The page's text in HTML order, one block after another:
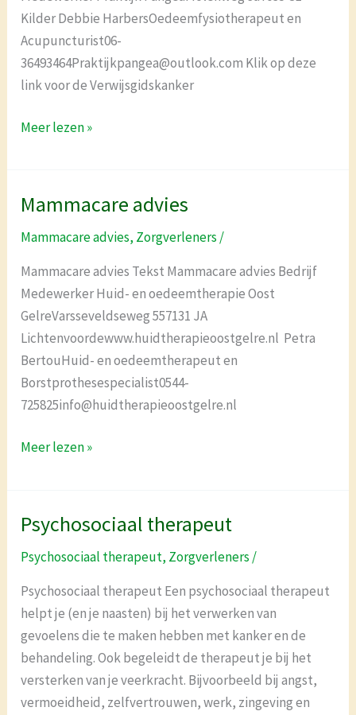
Kilder Debbie HarbersOedeemfysiotherapeut en
Acupuncturist06-
36493464Praktijkpangea@outlook.com Klik op deze
link voor de Verwijsgidskanker
Meer lezen »
Mammacare advies
Mammacare advies, Zorgverleners /
Mammacare advies Tekst Mammacare advies Bedrijf
Medewerker Huid- en oedeemtherapie Oost
GelreVarsseveldseweg 557131 JA
Lichtenvoordewww.huidtherapieoostgelre.nl Petra
BertouHuid- en oedeemtherapeut en
Borstprothesespecialist0544-
725825info@huidtherapieoostgelre.nl
Mammacare
Meer lezen »
Psychosociaal therapeut
Psychosociaal therapeut, Zorgverleners /
Psychosociaal therapeut Een psychosociaal therapeut
helpt je (en je naasten) bij het verwerken van
gevoelens die te maken hebben met kanker en de
behandeling. Ook begeleidt de therapeut je bij het
versterken van je veerkracht. Bijvoorbeeld bij angst,
vermoeidheid, zelfvertrouwen, werk, zingeving en
Psychosociaal